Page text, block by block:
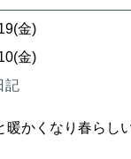
金)
金)
記
暖かくなり春らし